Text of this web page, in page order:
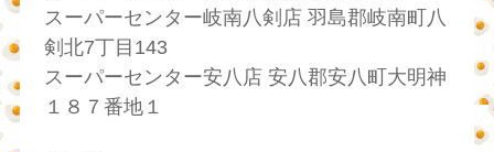
スーパーセンター岐南八剣店 羽島郡岐南町八
剣北7丁目143
スーパーセンター安八店 安八郡安八町大明神
１８７番地１